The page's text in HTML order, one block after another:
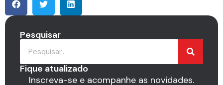
Pesquisar
Fique atualizado
Inscreva-se e acompanhe as novidades.